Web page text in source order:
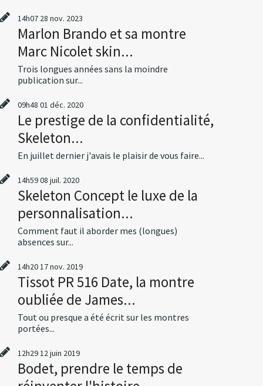
14h07 28 nov. 2023
Marlon Brando et sa montre
Marc Nicolet skin...
Trois longues années sans la moindre
publication sur...
09h48 01 déc. 2020
Le prestige de la confidentialité,
Skeleton...
En juillet dernier j'avais le plaisir de vous faire...
14h5908 juil. 2020
Skeleton Concept le luxe de la
personnalisation...
Comment faut il aborder mes (longues)
absences sur...
14h2017nov. 2019
Tissot PR 516 Date, la montre
oubliée de James...
Tout ou presque a été écrit sur les montres
portées...
12h2912juin 2019
Bodet, prendre le temps de